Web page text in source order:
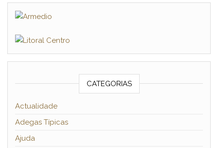
CATEGORIAS
Actualidade
Adegas Típicas
Ajuda